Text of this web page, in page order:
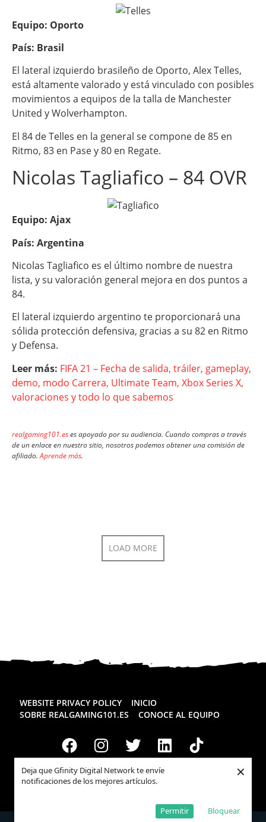
Deja que Gfinity Digital Network te envíe
notificaciones de los mejores artículos.
Bloquear
Permitir
×
Equipo: Oporto
País: Brasil
El lateral izquierdo brasileño de Oporto, Alex Telles,
está altamente valorado y está vinculado con posibles
movimientos a equipos de la talla de Manchester
United y Wolverhampton.
El 84 de Telles en la general se compone de 85 en
Ritmo, 83 en Pase y 80 en Regate.
Nicolas Tagliafico – 84 OVR
Equipo: Ajax
País: Argentina
Nicolas Tagliafico es el último nombre de nuestra
lista, y su valoración general mejora en dos puntos a
84.
El lateral izquierdo argentino te proporcionará una
sólida protección defensiva, gracias a su 82 en Ritmo
y Defensa.
Leer más: FIFA 21 – Fecha de salida, tráiler, gameplay,
demo, modo Carrera, Ultimate Team, Xbox Series X,
valoraciones y todo lo que sabemos
realgaming101.eses apoyado por su audiencia. Cuando compras a través
de un enlace en nuestro sitio, nosotros podemos obtener una comisión de
afiliado.Aprende más.
LOAD MORE
WEBSITE PRIVACY POLICY
INICIO
SOBRE REALGAMING101.ES
CONOCE AL EQUIPO
Todos los derechos reservadosRealgaming.es